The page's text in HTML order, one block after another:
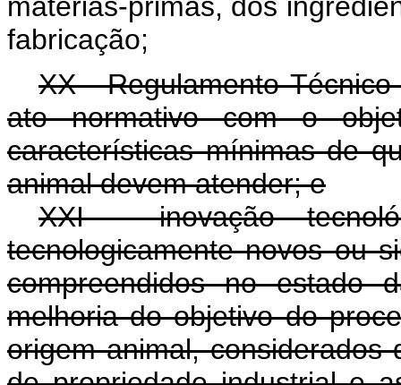
fabricação;
XX - Regulamento
ato normativo com o
características mínimas de
animal devem atender; e
XXI - inovação
tecnologicamente novos ou
compreendidos no estado
melhoria do objetivo do
origem animal, considerados